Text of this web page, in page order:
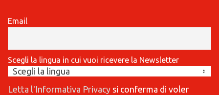
Email
Scegli la lingua in cui vuoi ricevere la Newsletter
Letta l'Informativa Privacy si conferma di voler